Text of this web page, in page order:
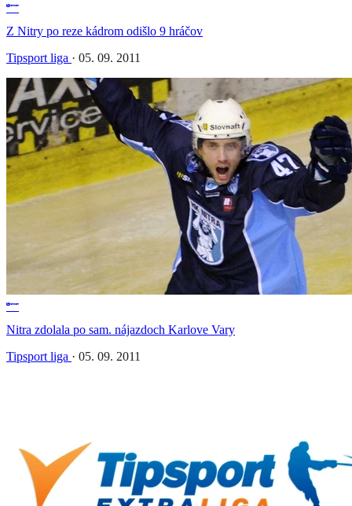
Z Nitry po reze kádrom odišlo 9 hráčov
Tipsport liga · 05. 09. 2011
Nitra zdolala po sam. nájazdoch Karlove Vary
Tipsport liga · 05. 09. 2011